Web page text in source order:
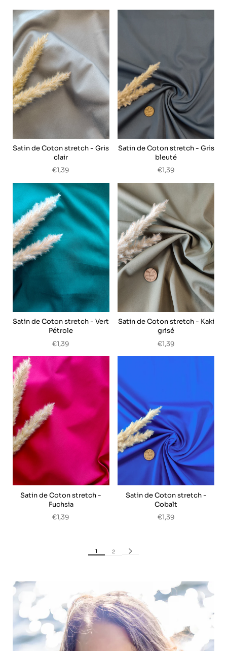
Satin de Coton stretch - Gris
clair
€1,39
Satin de Coton stretch - Gris
bleuté
€1,39
Satin de Coton stretch - Vert
Pétrole
€1,39
Satin de Coton stretch - Kaki
grisé
€1,39
Satin de Coton stretch -
Fuchsia
€1,39
Satin de Coton stretch -
Cobalt
€1,39
1 2